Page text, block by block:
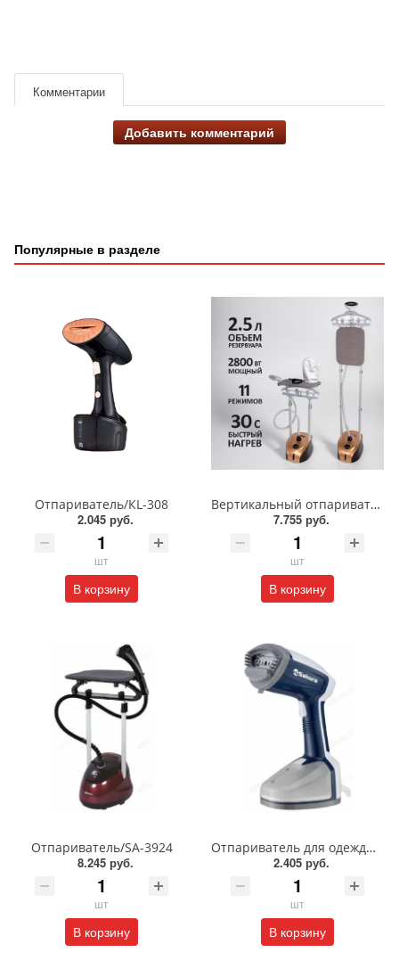
Комментарии
Добавить комментарий
Популярные в разделе
Отпариватель/КL-308
2.045 руб.
шт
В корзину
Вертикальный отпариватель KELLI KL-823
7.755 руб.
шт
В корзину
Отпариватель/SA-3924
8.245 руб.
шт
В корзину
Отпариватель для одежды SA-3923BL
2.405 руб.
шт
В корзину